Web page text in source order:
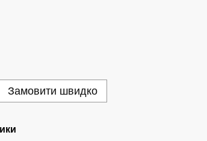
Замовити швидко